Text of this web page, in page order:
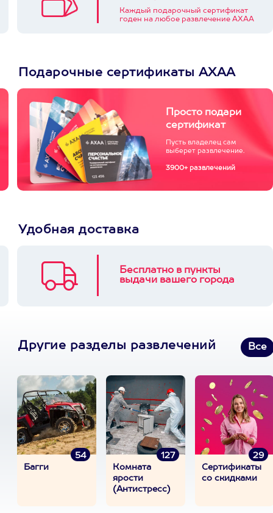
Каждый подарочный сертификат
годен на любое развлечение АХАА
Подарочные сертификаты АХАА
Просто подари
сертификат
Пусть владелец сам
выберет развлечение.
3900+ развлечений
Удобная доставка
Бесплатно в пункты
выдачи вашего города
Другие разделы развлечений Все
54
Багги
127
Комната
ярости
(Антистресс)
29
Сертификаты
со скидками